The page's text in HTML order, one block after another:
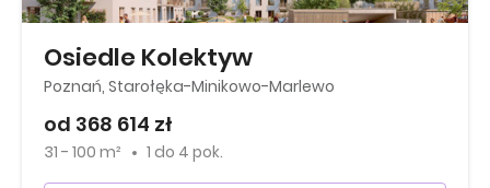
Osiedle Kolektyw
Poznań, Starołęka-Minikowo-Marlewo
od 368 614 zł
31 - 100 m² 1 do 4 pok.